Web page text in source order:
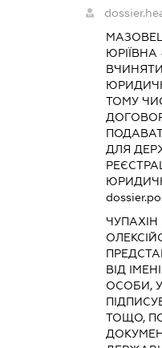
ЮРІЇВНА
ВЧИНЯТИ
ТОМУ
ДЛЯ
ВІД
ОСОБИ,
ТОЩО,